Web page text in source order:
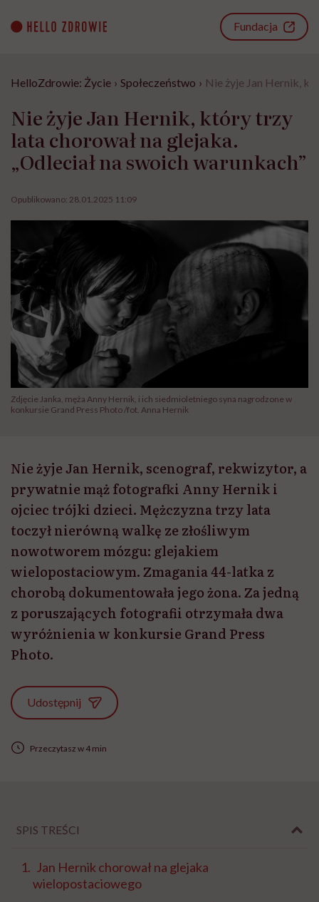
content
Fundacja
HelloZdrowie: Życie › Społeczeństwo › Nie żyje Jan Hernik,
Nie żyje Jan Hernik, który trzy
lata chorował na glejaka.
„Odleciał na swoich warunkach”
Opublikowano: 28.01.2025 11:09
Zdjęcie Janka, męża Anny Hernik, i ich siedmioletniego syna nagrodzone w
konkursie Grand Press Photo /fot. Anna Hernik
Nie żyje Jan Hernik, scenograf, rekwizytor, a
prywatnie mąż fotografki Anny Hernik i
ojciec trójki dzieci. Mężczyzna trzy lata
toczył nierówną walkę ze złośliwym
nowotworem mózgu: glejakiem
wielopostaciowym. Zmagania 44-latka z
chorobą dokumentowała jego żona. Za jedną
z poruszających fotografii otrzymała dwa
wyróżnienia w konkursie Grand Press
Photo.
Udostępnij
Przeczytasz w 4 min
SPIS TREŚCI
Jan Hernik chorował na glejaka
wielopostaciowego